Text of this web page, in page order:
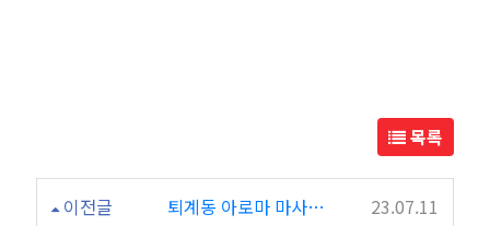
기
목록
이전글 퇴계동 아로마 마사지 비엣힐링테라피 짱이네요 23.07.11